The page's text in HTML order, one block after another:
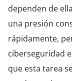
dependen de
una presión
rápidamente,
ciberseguridad
que esta tarea